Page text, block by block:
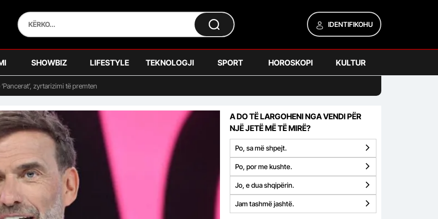
IDENTIFIKOHU
SHOWBIZ LIFESTYLE TEKNOLOGJI SPORT HOROSKOPI KULTUR
zyrtarizimi të premten
A DO TË LARGOHENI NGA VENDI PËR
NJË JETË MË TË MIRË?
Po, sa më shpejt.
Po, por me kushte.
Jo, e dua shqipërin.
Jam tashmë jashtë.